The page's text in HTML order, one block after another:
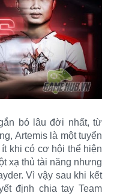
bó lâu đời nhất, từ
Artemis là một tuyển
khi có cơ hội thể hiện
xạ thủ tài năng nhưng
Vì vậy sau khi kết
định chia tay Team